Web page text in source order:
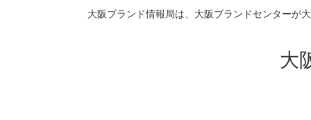
大阪ブランド情報局は、大阪ブランドセンターが
大